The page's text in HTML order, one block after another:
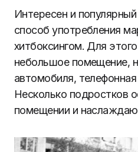
Интересен и
способ употребления
хитбоксингом. Для
небольшое помещение,
автомобиля,
Несколько подростков
помещении и